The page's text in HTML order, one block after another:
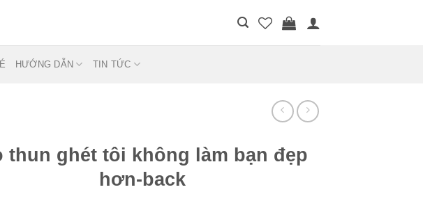
HƯỚNG DẪN TIN TỨC
thun ghét tôi không làm bạn đẹp
hơn-back